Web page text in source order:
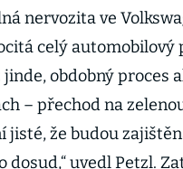
nervozita ve
celý automobilový
obdobný proces
– přechod na
jisté, že budou
dosud,“ uvedl Petzl.